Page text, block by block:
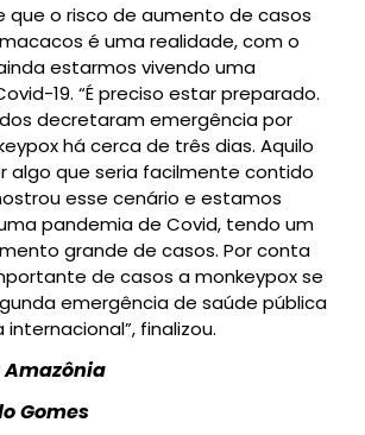
que o risco de aumento de casos
é uma realidade, com o
estarmos vivendo uma
19. “É preciso estar preparado.
decretaram emergência por
há cerca de três dias. Aquilo
algo que seria facilmente contido
esse cenário e estamos
pandemia de Covid, tendo um
grande de casos. Por conta
de casos a monkeypox se
emergência de saúde pública
finalizou.
Amazônia
Gomes